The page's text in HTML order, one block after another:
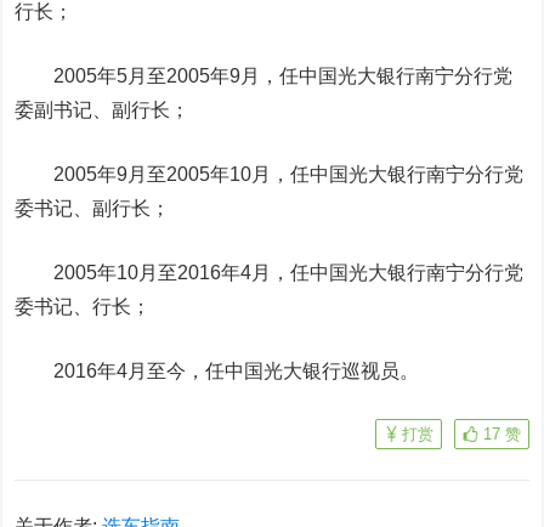
行长；
2005年5月至2005年9月，任中国光大银行南宁分行党
委副书记、副行长；
2005年9月至2005年10月，任中国光大银行南宁分行党
委书记、副行长；
2005年10月至2016年4月，任中国光大银行南宁分行党
委书记、行长；
2016年4月至今，任中国光大银行巡视员。
17 赞
打赏